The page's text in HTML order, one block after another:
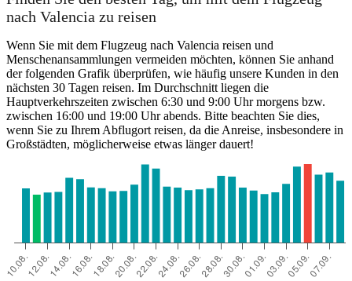
nach Valencia zu reisen
Wenn Sie mit dem Flugzeug nach Valencia reisen und
Menschenansammlungen vermeiden möchten, können Sie anhand
der folgenden Grafik überprüfen, wie häufig unsere Kunden in den
nächsten 30 Tagen reisen. Im Durchschnitt liegen die
Hauptverkehrszeiten zwischen 6:30 und 9:00 Uhr morgens bzw.
zwischen 16:00 und 19:00 Uhr abends. Bitte beachten Sie dies,
wenn Sie zu Ihrem Abflugort reisen, da die Anreise, insbesondere in
Großstädten, möglicherweise etwas länger dauert!